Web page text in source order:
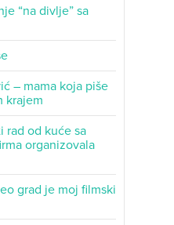
“na divlje” sa
– mama koja piše
krajem
rad od kuće sa
organizovala
grad je moj filmski